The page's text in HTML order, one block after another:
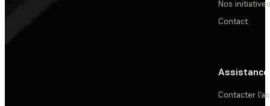
Nos initiatives
Contact
Assistance
Contacter